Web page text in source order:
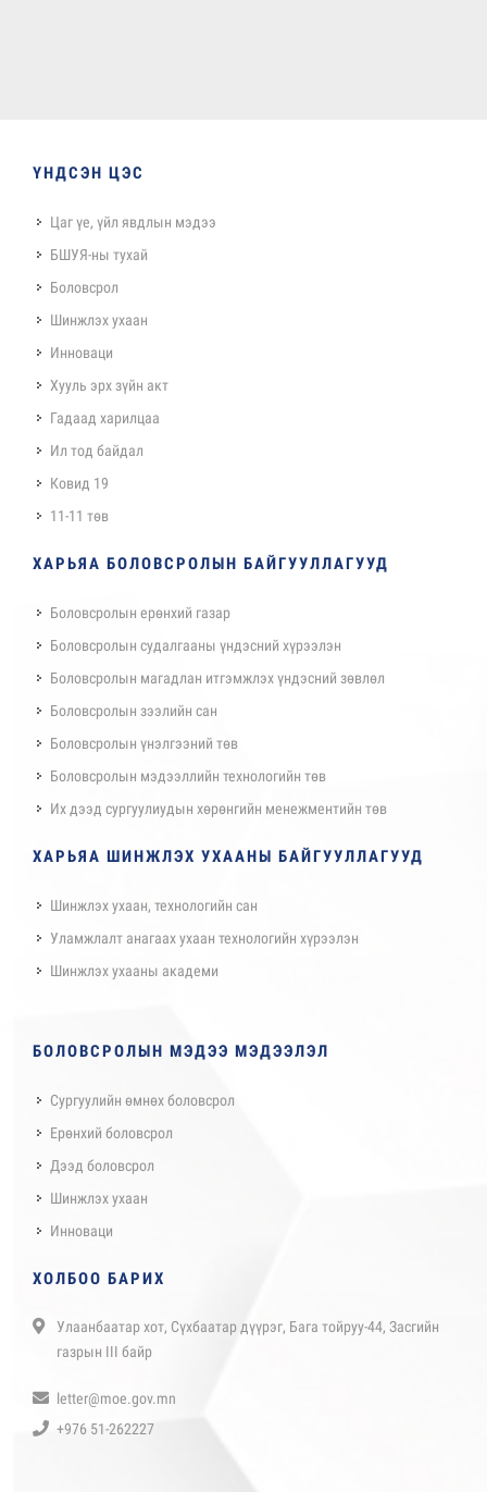
ҮНДСЭН ЦЭС
Цаг үе, үйл явдлын мэдээ
БШУЯ-ны тухай
Боловсрол
Шинжлэх ухаан
Инноваци
Хууль эрх зүйн акт
Гадаад харилцаа
Ил тод байдал
Ковид 19
11-11 төв
ХАРЬЯА БОЛОВСРОЛЫН БАЙГУУЛЛАГУУД
Боловсролын ерөнхий газар
Боловсролын судалгааны үндэсний хүрээлэн
Боловсролын магадлан итгэмжлэх үндэсний зөвлөл
Боловсролын зээлийн сан
Боловсролын үнэлгээний төв
Боловсролын мэдээллийн технологийн төв
Их дээд сургуулиудын хөрөнгийн менежментийн төв
ХАРЬЯА ШИНЖЛЭХ УХААНЫ БАЙГУУЛЛАГУУД
Шинжлэх ухаан, технологийн сан
Уламжлалт анагаах ухаан технологийн хүрээлэн
Шинжлэх ухааны академи
БОЛОВСРОЛЫН МЭДЭЭ МЭДЭЭЛЭЛ
Сургуулийн өмнөх боловсрол
Ерөнхий боловсрол
Дээд боловсрол
Шинжлэх ухаан
Инноваци
ХОЛБОО БАРИХ
Улаанбаатар хот, Сүхбаатар дүүрэг, Бага тойруу-44, Засгийн
газрын III байр
letter@moe.gov.mn
+976 51-262227